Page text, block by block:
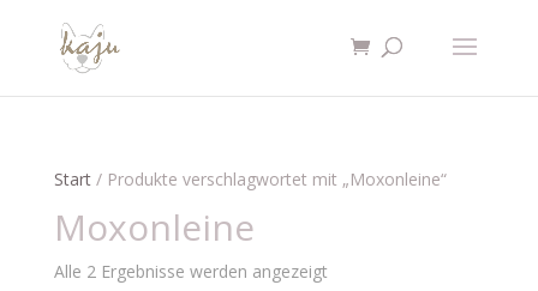
Start/ Produkte verschlagwortet mit „Moxonleine“
Moxonleine
Alle 2 Ergebnisse werden angezeigtNach